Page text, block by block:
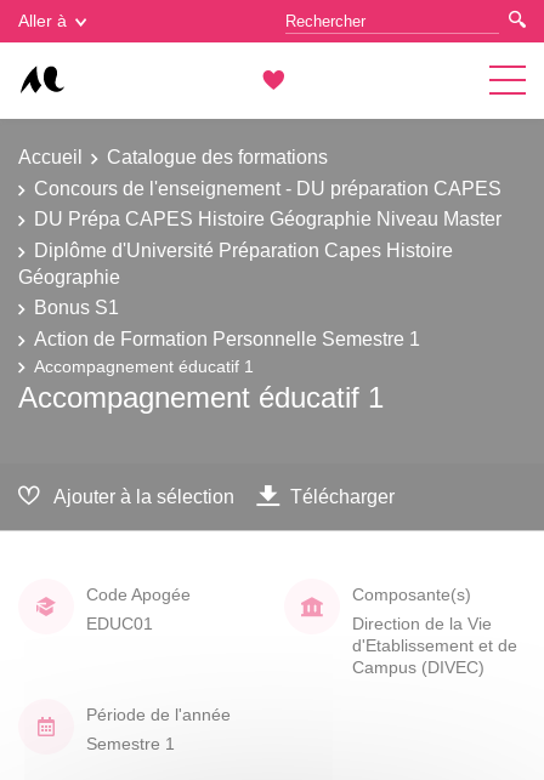
Aller à
Accueil
Catalogue des formations
Concours de l'enseignement - DU préparation CAPES
DU Prépa CAPES Histoire Géographie Niveau Master
Diplôme d'Université Préparation Capes Histoire
Géographie
Bonus S1
Action de Formation Personnelle Semestre 1
Accompagnement éducatif 1
Accompagnement éducatif 1
Ajouter à la sélection Télécharger
Code Apogée
EDUC01
Composante(s)
Direction de la Vie
d'Etablissement et de
Campus (DIVEC)
Période de l'année
Semestre 1
Gestion des cookies